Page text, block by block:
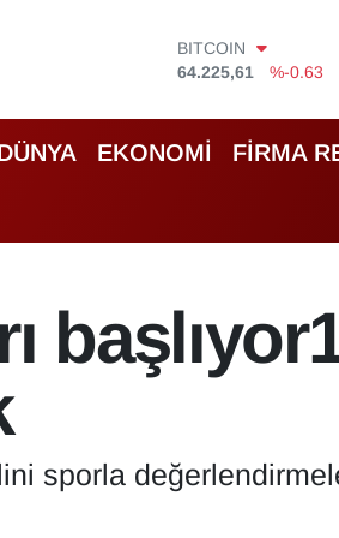
BITCOIN
64.225,61
%-0.63
47,7143
%0.16
EURO
55,0317
%-0.02
GRAM ALTIN
13.799
EKONOMİ FİRMA
sporla